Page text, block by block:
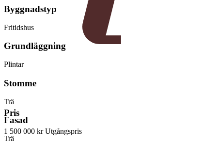
Pris
1 500 000 kr Utgångspris
Byggnadstyp
Fritidshus
Grundläggning
Plintar
Stomme
Trä
Fasad
Trä